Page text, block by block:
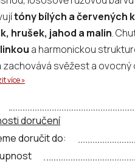
tóny bílých a červených
hrušek, jahod a malin.
a harmonickou
zachovává svěžest a ovocný
více »
doručit do:
doručení